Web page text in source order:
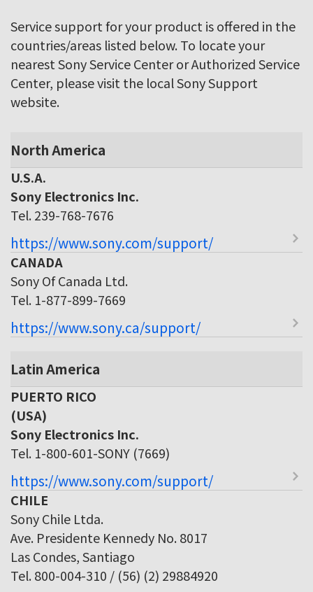
Service support for your product is offered in the
countries/areas listed below. To locate your
nearest Sony Service Center or Authorized Service
Center, please visit the local Sony Support
website.
North America
U.S.A.
Sony Electronics Inc.
Tel. 239-768-7676
https://www.sony.com/support/
CANADA
Sony Of Canada Ltd.
Tel. 1-877-899-7669
https://www.sony.ca/support/
Latin America
PUERTO RICO
(USA)
Sony Electronics Inc.
Tel. 1-800-601-SONY (7669)
https://www.sony.com/support/
CHILE
Sony Chile Ltda.
Ave. Presidente Kennedy No. 8017
Las Condes, Santiago
Tel. 800-004-310 / (56) (2) 29884920